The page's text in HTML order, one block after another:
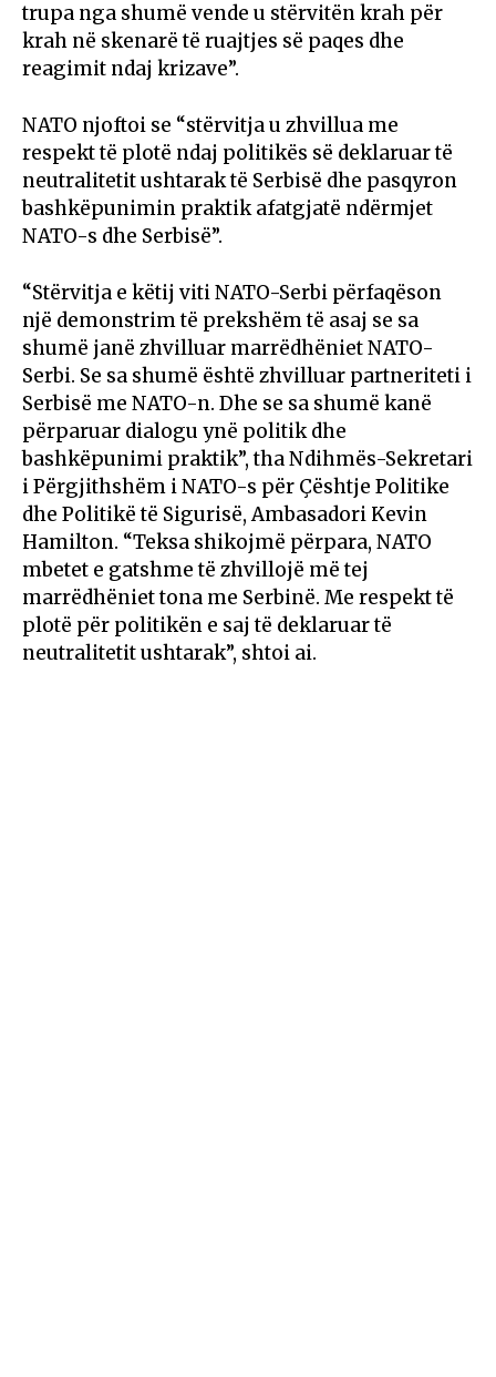
trupa nga shumë vende u stërvitën krah për
krah në skenarë të ruajtjes së paqes dhe
reagimit ndaj krizave”.
NATO njoftoi se “stërvitja u zhvillua me
respekt të plotë ndaj politikës së deklaruar të
neutralitetit ushtarak të Serbisë dhe pasqyron
bashkëpunimin praktik afatgjatë ndërmjet
NATO-s dhe Serbisë”.
“Stërvitja e këtij viti NATO-Serbi përfaqëson
një demonstrim të prekshëm të asaj se sa
shumë janë zhvilluar marrëdhëniet NATO-
Serbi. Se sa shumë është zhvilluar partneriteti i
Serbisë me NATO-n. Dhe se sa shumë kanë
përparuar dialogu ynë politik dhe
bashkëpunimi praktik”, tha Ndihmës-Sekretari
i Përgjithshëm i NATO-s për Çështje Politike
dhe Politikë të Sigurisë, Ambasadori Kevin
Hamilton. “Teksa shikojmë përpara, NATO
mbetet e gatshme të zhvillojë më tej
marrëdhëniet tona me Serbinë. Me respekt të
plotë për politikën e saj të deklaruar të
neutralitetit ushtarak”, shtoi ai.